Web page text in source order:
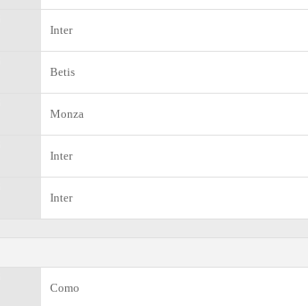
Inter
Betis
Monza
Inter
Inter
Como